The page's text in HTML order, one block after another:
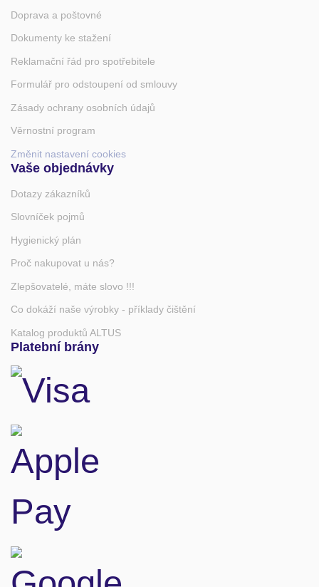
Doprava a poštovné
Dokumenty ke stažení
Reklamační řád pro spotřebitele
Formulář pro odstoupení od smlouvy
Zásady ochrany osobních údajů
Věrnostní program
Změnit nastavení cookies
Vaše objednávky
Dotazy zákazníků
Slovníček pojmů
Hygienický plán
Proč nakupovat u nás?
Zlepšovatelé, máte slovo !!!
Co dokáží naše výrobky - příklady čištění
Katalog produktů ALTUS
Platební brány